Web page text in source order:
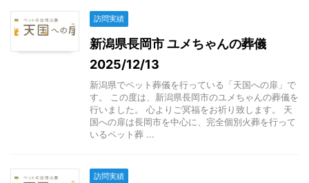
訪問実績
新潟県長岡市 ユメちゃんの葬儀
2025/12/13
新潟県でペット葬儀を行っている「天国への扉」で
す。 この度は、新潟県長岡市のユメちゃんの葬儀を
行いました。 心よりご冥福をお祈り致します。 天
国への扉は長岡市を中心に、完全個別火葬を行って
いるペット葬 ...
訪問実績